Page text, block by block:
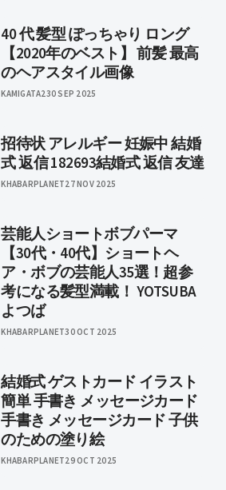
40 代 髪型 ぽっちゃり ロング
【2020年のベスト】 前髪 最高
のヘアスタイル画像
KAMIGATA230 SEP 2025
招待状 アレルギー 妊娠中 結婚
式 返信 182693結婚式 返信 友達
KHABARPLANET27 NOV 2025
芸能人ショートボブパーマ
【30代・40代】ショートヘ
ア・ボブの芸能人35選！超参
考になる髪型満載！ YOTSUBA
よつば
KHABARPLANET30 OCT 2025
結婚式 ゲストカード イラスト
簡単 手書き メッセージカード
手書き メッセージカード 子供
のための塗り絵
KHABARPLANET29 OCT 2025